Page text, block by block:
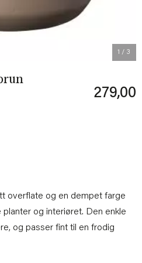
1 / 3
279,00
overflate og en dempet farge
og interiøret. Den enkle
og passer fint til en frodig